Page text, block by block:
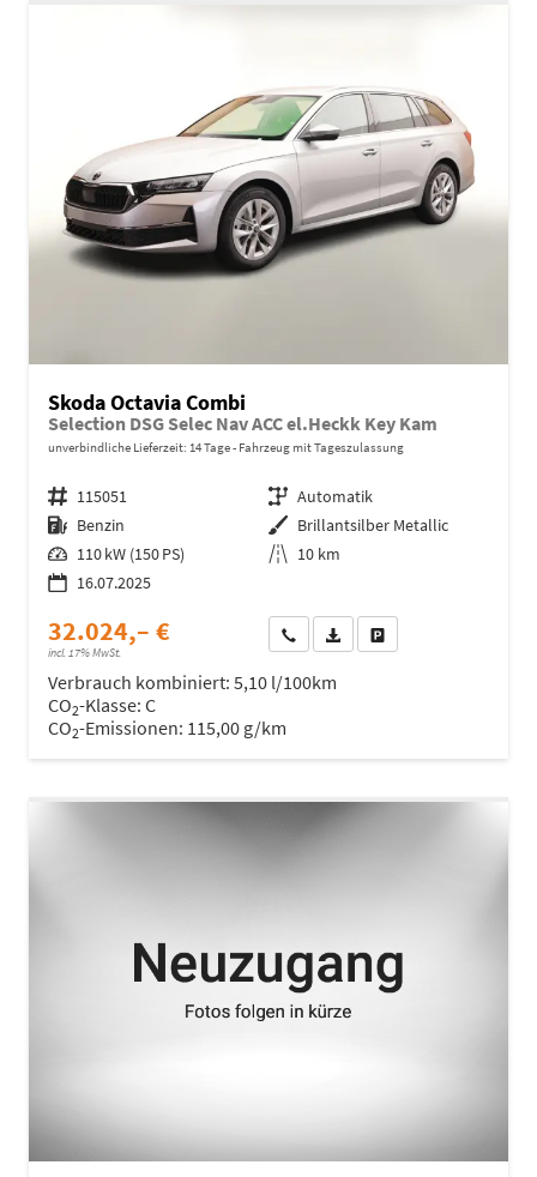
Skoda Octavia Combi
Selection DSG Selec Nav ACC el.Heckk Key Kam
unverbindliche Lieferzeit: 14 Tage Fahrzeug mit Tageszulassung
Fahrzeugnr. 115051 Getriebe Automatik
Kraftstoff Benzin Außenfarbe Brillantsilber Metallic
Leistung 110 kW (150 PS) Kilometerstand 10 km
16.07.2025
32.024,– €
incl. 17% MwSt.
Wir rufen Sie anFahrzeugexposé (PDF)
Verbrauch kombiniert: 5,10 l/100km
CO2-Klasse: C
CO2-Emissionen: 115,00 g/km